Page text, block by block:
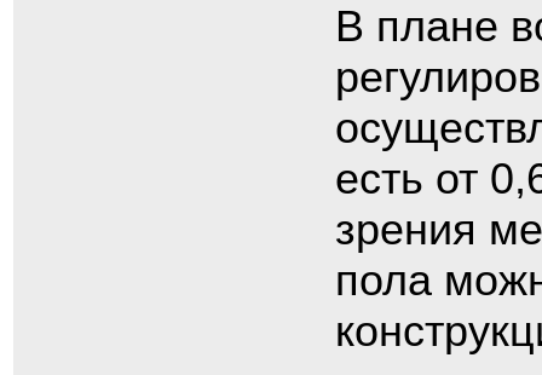
В плане
есть от
зрения
пола